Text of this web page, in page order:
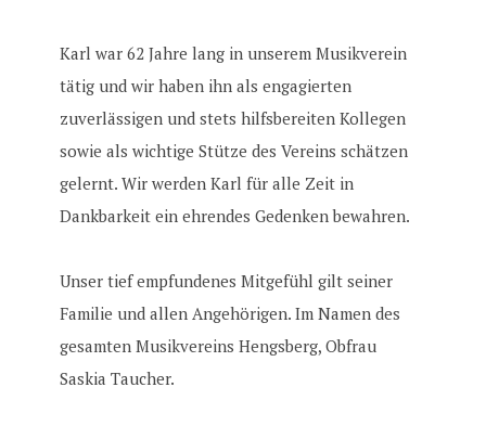
Karl war 62 Jahre lang in unserem Musikverein
tätig und wir haben ihn als engagierten
zuverlässigen und stets hilfsbereiten Kollegen
sowie als wichtige Stütze des Vereins schätzen
gelernt. Wir werden Karl für alle Zeit in
Dankbarkeit ein ehrendes Gedenken bewahren.
Unser tief empfundenes Mitgefühl gilt seiner
Familie und allen Angehörigen. Im Namen des
gesamten Musikvereins Hengsberg, Obfrau
Saskia Taucher.